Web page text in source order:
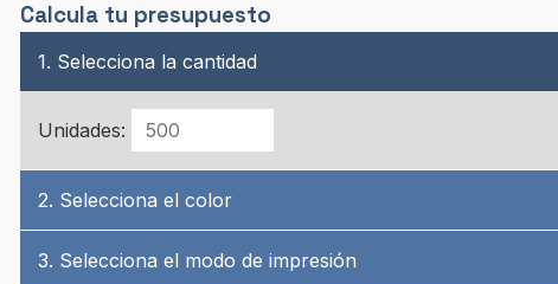
Calcula tu presupuesto
1. Selecciona la cantidad
Unidades:
2. Selecciona el color
3. Selecciona el modo de impresión